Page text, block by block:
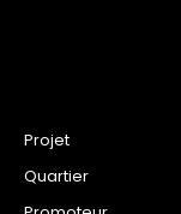
Projet
Quartier